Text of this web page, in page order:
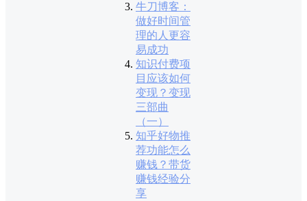
牛刀博客：
做好时间管
理的人更容
易成功
知识付费项
目应该如何
变现？变现
三部曲
（一）
知乎好物推
荐功能怎么
赚钱？带货
赚钱经验分
享